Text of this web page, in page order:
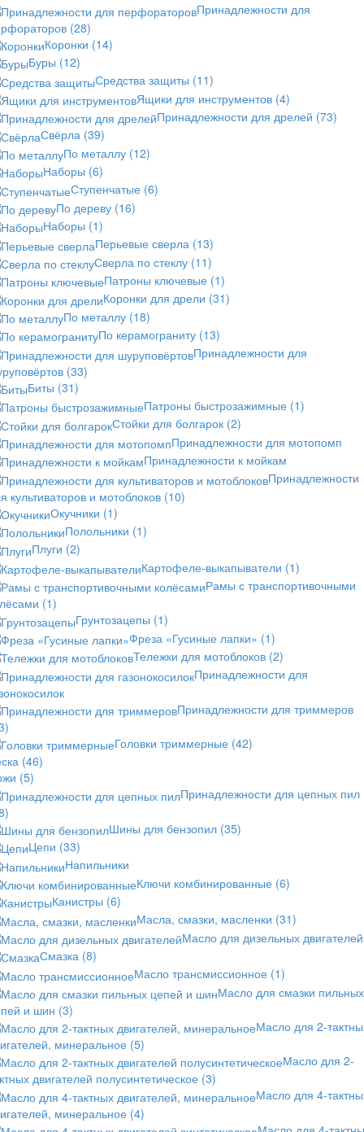
Принадлежности для
(28)
Коронки (14)
Буры (12)
Средства защиты (11)
Ящики для инструментов (4)
Принадлежности для дрелей (73)
Свёрла (39)
По металлу (12)
Наборы (6)
Ступенчатые (6)
По дереву (16)
Наборы (1)
Перьевые сверла (13)
Сверла по стеклу (11)
Патроны ключевые (1)
Коронки для дрели (31)
По металлу (18)
По керамограниту (13)
Принадлежности для
(33)
Биты (31)
Патроны быстрозажимные (1)
Стойки для болгарок (2)
Принадлежности для мотопомп
Принадлежности к мойкам
Принадлежности
культиваторов и мотоблоков (10)
Окучники (1)
Полольники (1)
Плуги (2)
Картофеле-выкапыватели (1)
Рамы с транспортивочными
(1)
Грунтозацепы (1)
Фреза «Гусиные лапки» (1)
Тележки для мотоблоков (2)
Принадлежности для
Принадлежности для триммеров
Головки триммерные (42)
(46)
(5)
Принадлежности для цепных пил
Шины для бензопил (35)
Цепи (33)
Напильники
Ключи комбинированные (6)
Канистры (6)
Масла, смазки, масленки (31)
Масло для дизельных двигателей
Смазка (8)
Масло трансмиссионное (1)
Масло для смазки пильных
и шин (3)
Масло для 2-
минеральное (5)
Масло для 2-
двигателей полусинтетическое (3)
Масло для 4-
минеральное (4)